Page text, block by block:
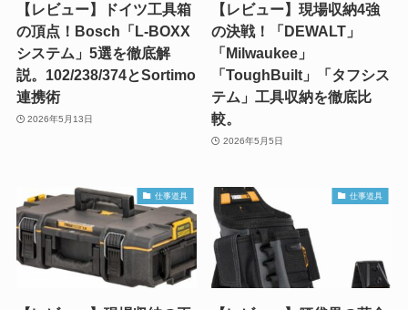
【レビュー】ドイツ工具箱
の頂点！Bosch「L-BOXX
システム」5選を徹底解
説。102/238/374とSortimo
連携術
2026年5月13日
【レビュー】現場収納4強
の決戦！「DEWALT」
「Milwaukee」
「ToughBuilt」「タフシス
テム」工具収納を徹底比
較。
2026年5月5日
仕事道具 仕事道具